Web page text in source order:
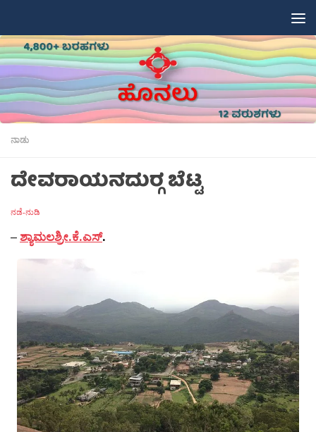
ನಾಡು
ದೇವರಾಯನದುರ‍್ಗ ಬೆಟ್ಟ
ನಡೆ-ನುಡಿ
– ಶ್ಯಾಮಲಶ್ರೀ.ಕೆ.ಎಸ್.